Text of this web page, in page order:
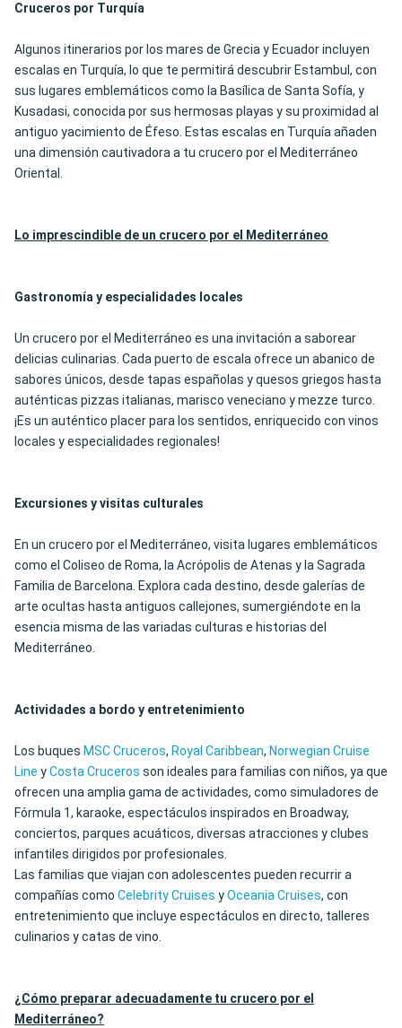
Cruceros por Turquía
Algunos itinerarios por los mares de Grecia y Ecuador incluyen
escalas en Turquía, lo que te permitirá descubrir Estambul, con
sus lugares emblemáticos como la Basílica de Santa Sofía, y
Kusadasi, conocida por sus hermosas playas y su proximidad al
antiguo yacimiento de Éfeso. Estas escalas en Turquía añaden
una dimensión cautivadora a tu crucero por el Mediterráneo
Oriental.
Lo imprescindible de un crucero por el Mediterráneo
Gastronomía y especialidades locales
Un crucero por el Mediterráneo es una invitación a saborear
delicias culinarias. Cada puerto de escala ofrece un abanico de
sabores únicos, desde tapas españolas y quesos griegos hasta
auténticas pizzas italianas, marisco veneciano y mezze turco.
¡Es un auténtico placer para los sentidos, enriquecido con vinos
locales y especialidades regionales!
Excursiones y visitas culturales
En un crucero por el Mediterráneo, visita lugares emblemáticos
como el Coliseo de Roma, la Acrópolis de Atenas y la Sagrada
Familia de Barcelona. Explora cada destino, desde galerías de
arte ocultas hasta antiguos callejones, sumergiéndote en la
esencia misma de las variadas culturas e historias del
Mediterráneo.
Actividades a bordo y entretenimiento
Los buques MSC Cruceros, Royal Caribbean, Norwegian Cruise
Line yCosta Cruceros son ideales para familias con niños, ya que
ofrecen una amplia gama de actividades, como simuladores de
Fórmula 1, karaoke, espectáculos inspirados en Broadway,
conciertos, parques acuáticos, diversas atracciones y clubes
infantiles dirigidos por profesionales.
Las familias que viajan con adolescentes pueden recurrir a
compañías como Celebrity Cruises yOceania Cruises, con
entretenimiento que incluye espectáculos en directo, talleres
culinarios y catas de vino.
¿Cómo preparar adecuadamente tu crucero por el
Mediterráneo?